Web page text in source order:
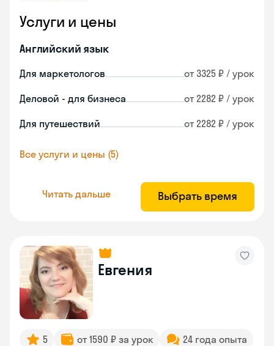
Услуги и цены
Английский язык
Для маркетологов от 3325 ₽ / урок
Деловой - для бизнеса от 2282 ₽ / урок
Для путешествий от 2282 ₽ / урок
Все услуги и цены (5)
Читать дальше Выбрать время
Евгения
5 от 1590 ₽ за урок
24 года опыта